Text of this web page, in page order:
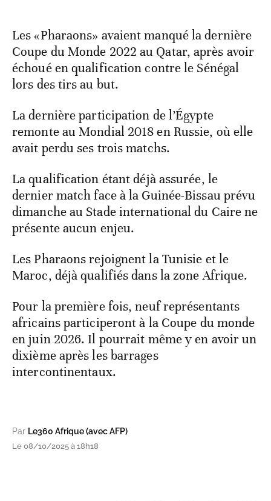
Les «Pharaons» avaient manqué la dernière
Coupe du Monde 2022 au Qatar, après avoir
échoué en qualification contre le Sénégal
lors des tirs au but.
La dernière participation de l’Égypte
remonte au Mondial 2018 en Russie, où elle
avait perdu ses trois matchs.
La qualification étant déjà assurée, le
dernier match face à la Guinée-Bissau prévu
dimanche au Stade international du Caire ne
présente aucun enjeu.
Les Pharaons rejoignent la Tunisie et le
Maroc, déjà qualifiés dans la zone Afrique.
Pour la première fois, neuf représentants
africains participeront à la Coupe du monde
en juin 2026. Il pourrait même y en avoir un
dixième après les barrages
intercontinentaux.
Par Le360 Afrique (avec AFP)
Le 08/10/2025 à 18h18